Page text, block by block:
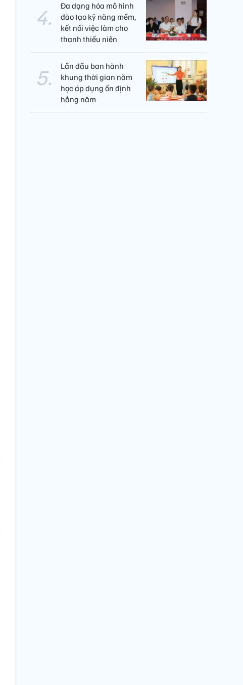
Đa dạng hóa mô hình
đào tạo kỹ năng mềm,
kết nối việc làm cho
thanh thiếu niên
Lần đầu ban hành
khung thời gian năm
học áp dụng ổn định
hằng năm